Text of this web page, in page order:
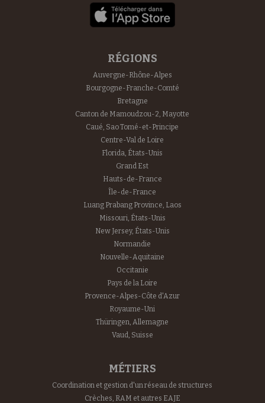
RÉGIONS
Auvergne-Rhône-Alpes
Bourgogne-Franche-Comté
Bretagne
Canton de Mamoudzou-2, Mayotte
Caué, Sao Tomé-et-Principe
Centre-Val de Loire
Florida, États-Unis
Grand Est
Hauts-de-France
Île-de-France
Luang Prabang Province, Laos
Missouri, États-Unis
New Jersey, États-Unis
Normandie
Nouvelle-Aquitaine
Occitanie
Pays de la Loire
Provence-Alpes-Côte d'Azur
Royaume-Uni
Thüringen, Allemagne
Vaud, Suisse
MÉTIERS
Coordination et gestion d'un réseau de structures
Crèches, RAM et autres EAJE